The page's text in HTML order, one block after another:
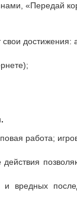
«Передай
достижения:
работа;
действия
вредных